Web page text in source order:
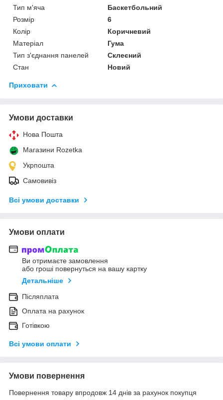
Тип м'яча
Баскетбольний
Розмір
6
Колір
Коричневий
Матеріал
Гума
Тип з'єднання панелей
Склеєний
Стан
Новий
Приховати
Умови доставки
Нова Пошта
Магазини Rozetka
Укрпошта
Самовивіз
Всі умови доставки
Умови оплати
Ви отримаєте замовлення
або гроші повернуться на вашу картку
Детальніше
Післяплата
Оплата на рахунок
Готівкою
Всі умови оплати
Умови повернення
Повернення товару впродовж 14 днів за рахунок покупця